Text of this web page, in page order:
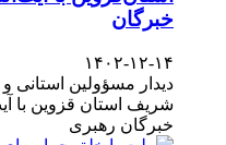
خبرگان
۱۴۰۲-۱۲-۱۴
دیدار مسؤولین
شریف استان قزوین با
خبرگان رهبری